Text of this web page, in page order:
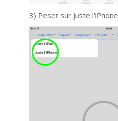
3) Peser sur juste l'iPhone